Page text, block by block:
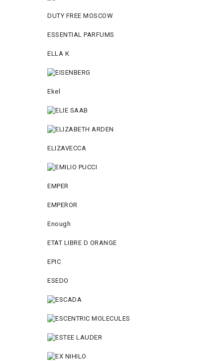
DUTY FREE MOSCOW
ESSENTIAL PARFUMS
ELLA K
Ekel
ELIZAVECCA
EMPER
EMPEROR
Enough
ETAT LIBRE D ORANGE
EPIC
ESEDO